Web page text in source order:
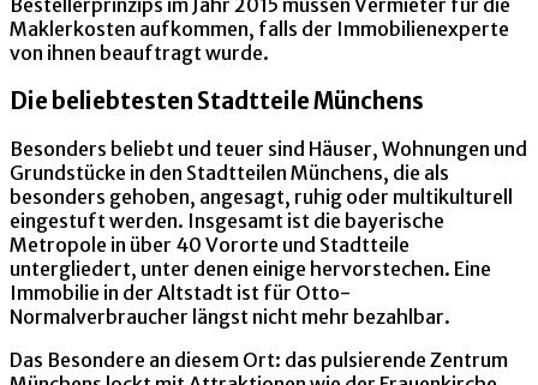
Bestellerprinzips im Jahr 2015 müssen Vermieter für die
Maklerkosten aufkommen, falls der Immobilienexperte
von ihnen beauftragt wurde.
Die beliebtesten Stadtteile Münchens
Besonders beliebt und teuer sind Häuser, Wohnungen und
Grundstücke in den Stadtteilen Münchens, die als
besonders gehoben, angesagt, ruhig oder multikulturell
eingestuft werden. Insgesamt ist die bayerische
Metropole in über 40 Vororte und Stadtteile
untergliedert, unter denen einige hervorstechen. Eine
Immobilie in der Altstadt ist für Otto-
Normalverbraucher längst nicht mehr bezahlbar.
Das Besondere an diesem Ort: das pulsierende Zentrum